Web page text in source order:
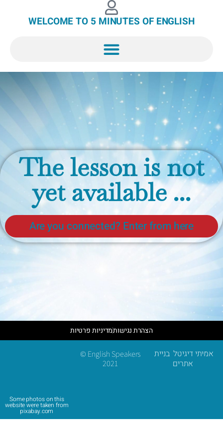
WELCOME TO 5 MINUTES OF ENGLISH
The lesson is not
yet available ...
Are you connected? Enter from here
מדיניות פרטיותהצהרת נגישות
© English Speakers
2021
אמיתי דיגיטל בניית
Some photos on this
website were taken from
pixabay.com